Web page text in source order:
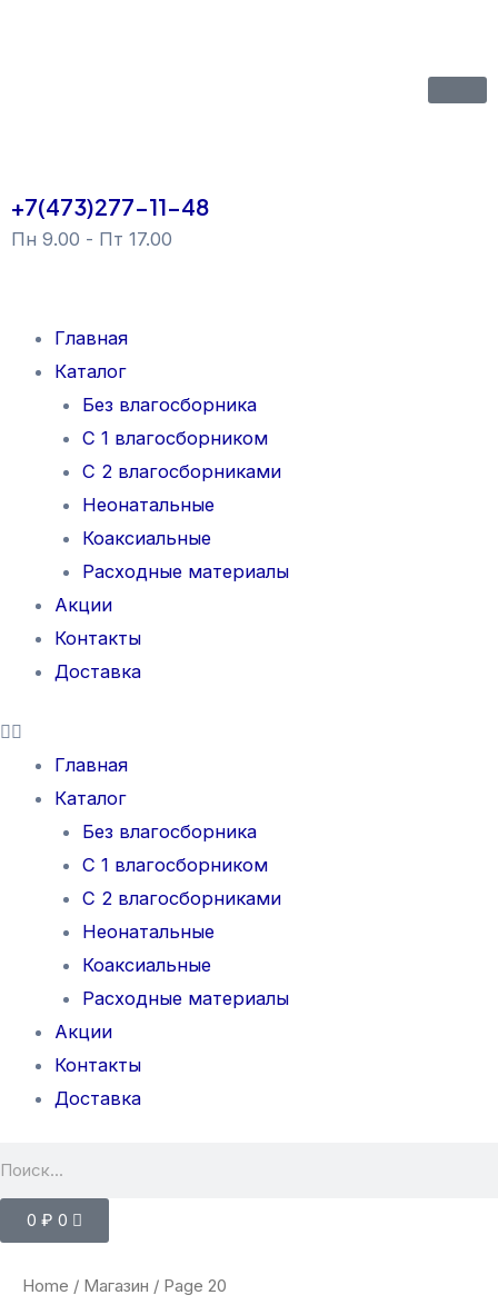
+7(473)277-11-48
Пн 9.00 - Пт 17.00
Главная
Каталог
Без влагосборника
С 1 влагосборником
С 2 влагосборниками
Неонатальные
Коаксиальные
Расходные материалы
Акции
Контакты
Доставка
Главная
Каталог
Без влагосборника
С 1 влагосборником
С 2 влагосборниками
Неонатальные
Коаксиальные
Расходные материалы
Акции
Контакты
Доставка
0 ₽ 0
Home / Магазин / Page 20